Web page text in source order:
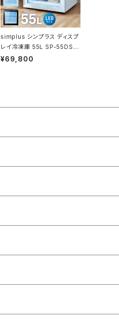
simplus シンプラス ディスプ
レイ冷凍庫 55L SP-55DSL
F ショーケース仕様 冷凍庫
¥69,800